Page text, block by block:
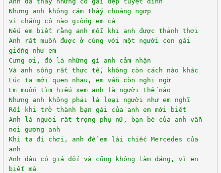
Nhưng anh không cảm thấy choáng ngợp
vì chẳng cô nào giống em cả
Nếu em biết rằng anh mỗi khi anh được thảnh thơi
Anh rất muốn được ở cùng với một người con gái
giống như em
Cưng ơi, đó là những gì anh cảm nhận
Và anh sống rất thực tế, không còn cách nào khác
Lúc ta mới quen nhau, em vẫn còn nghi ngờ
Em muốn tìm hiểu xem anh là người thế nào
Nhưng anh không phải là loại người như em nghĩ
Rồi khi trở thành bạn gái của anh em mới biết
Anh là người rất trọng phụ nữ, bạn bè của anh vẫn
noi gương anh
Khi ta đi chơi, anh để em lái chiếc Mercedes của
anh
Anh đâu có giả dối và cũng không làm dáng, vì en
biết mà